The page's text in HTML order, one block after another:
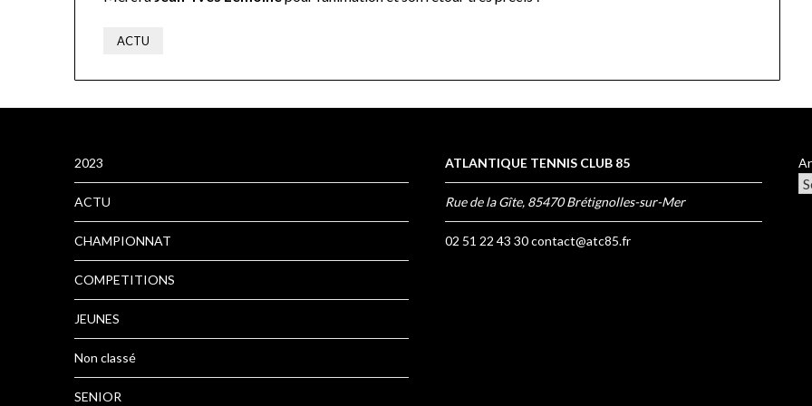
ACTU
2023
ACTU
CHAMPIONNAT
COMPETITIONS
JEUNES
Non classé
SENIOR
ATLANTIQUE TENNIS CLUB 85
Rue de la Gîte, 85470 Brétignolles-sur-Mer
02 51 22 43 30contact@atc85.fr